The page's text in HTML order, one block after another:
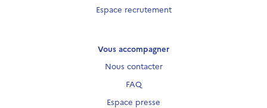
Espace recrutement
Vous accompagner
Nous contacter
FAQ
Espace presse